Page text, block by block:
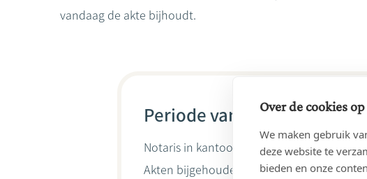
vandaag de akte bijhoudt.
Periode van 18/02/1992 tot
Notaris in kantoor LILIEN, WELING &
Akten bijgehouden doorChristoph Weling
Over de cookies
We maken gebruik
deze website te
bieden en onze